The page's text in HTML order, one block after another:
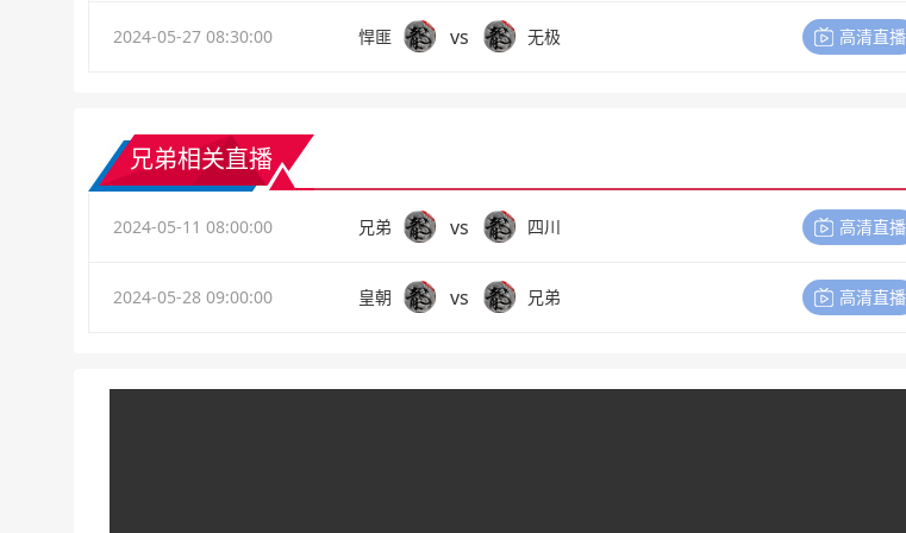
2024-05-27 08:30:00 悍匪 vs 无极 高清直播
兄弟相关直播
2024-05-11 08:00:00 兄弟 vs 四川 高清直播
2024-05-28 09:00:00 皇朝 vs 兄弟 高清直播